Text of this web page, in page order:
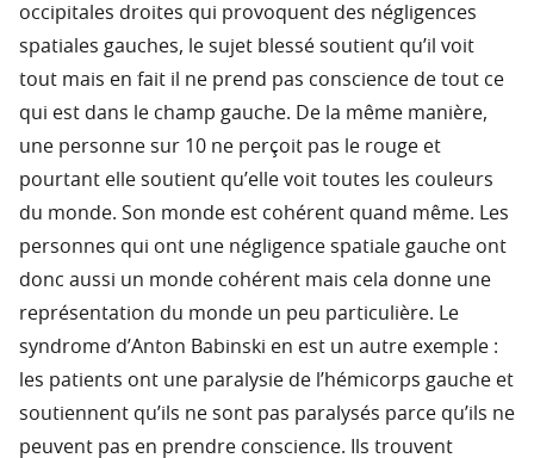
occipitales droites qui provoquent des négligences
spatiales gauches, le sujet blessé soutient qu’il voit
tout mais en fait il ne prend pas conscience de tout ce
qui est dans le champ gauche. De la même manière,
une personne sur 10 ne perçoit pas le rouge et
pourtant elle soutient qu’elle voit toutes les couleurs
du monde. Son monde est cohérent quand même. Les
personnes qui ont une négligence spatiale gauche ont
donc aussi un monde cohérent mais cela donne une
représentation du monde un peu particulière. Le
syndrome d’Anton Babinski en est un autre exemple :
les patients ont une paralysie de l’hémicorps gauche et
soutiennent qu’ils ne sont pas paralysés parce qu’ils ne
peuvent pas en prendre conscience. Ils trouvent